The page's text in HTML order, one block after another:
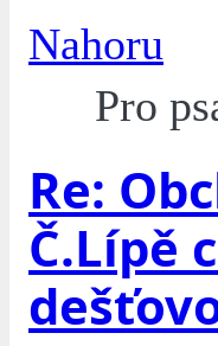
Nahoru
Pro
Re:
Č.Lípě